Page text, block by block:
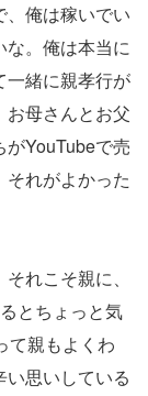
、俺は稼いでい
な。俺は本当に
一緒に親孝行が
お母さんとお父
YouTubeで売
れがよかった
れこそ親に、
とちょっと気
て親もよくわ
思いしている